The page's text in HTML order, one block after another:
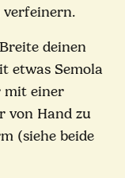
deinen
etwas Semola
mit einer
von Hand zu
(siehe beide